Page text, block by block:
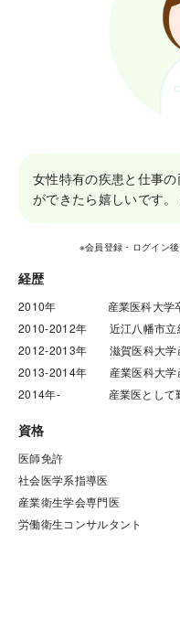
女性特有の疾患と仕事
ができたら嬉しいです。
※会員登録・ログイン
経歴
2010年　　　  　産業医科大学
2010-2012年　　近江八幡市
2012-2013年　　滋賀医科大
2013-2014年　　産業医科大
2014年-　　　　 産業医として
資格
医師免許
社会医学系指導医
産業衛生学会専門医
労働衛生コンサルタント